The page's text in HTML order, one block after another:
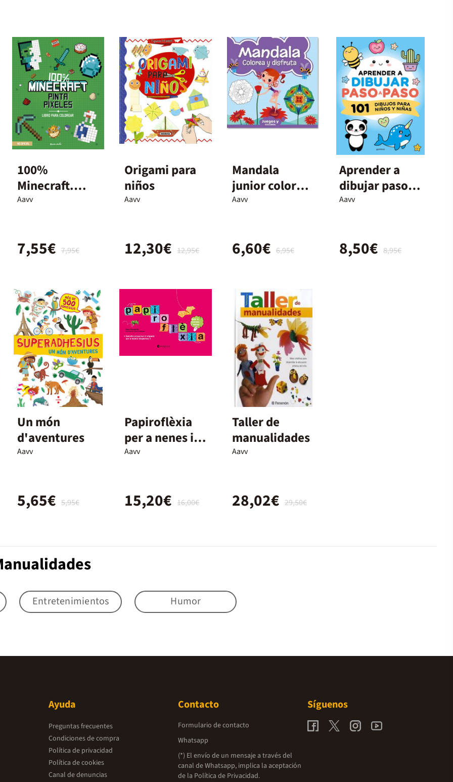
100%
Minecraft.
Pinta píxeles
Aavv
7,95€
7,55€
Origami para
niños
Aavv
12,95€
12,30€
Mandala
junior colorea
y disfruta 09
Aavv
6,95€
6,60€
Aprender a
dibujar paso a
paso
Aavv
8,95€
8,50€
Un món
d'aventures
Aavv
5,95€
5,65€
Papiroflèxia
per a nenes i
nens
Aavv
16,00€
15,20€
Taller de
manualidades
Aavv
29,50€
28,02€
Entretenimientos Humor
Ayuda
Preguntas frecuentes
Condiciones de compra
Política de privacidad
Política de cookies
Canal de denuncias
Contacto
Formulario de contacto
Whatsapp
(*) El envío de un mensaje a través del
canal de Whatsapp, implica la aceptación
de la Política de Privacidad.
Síguenos